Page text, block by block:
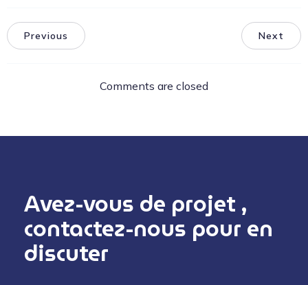
Previous Next
Comments are closed
Avez-vous de projet ,
contactez-nous pour en
discuter